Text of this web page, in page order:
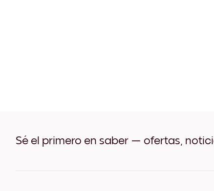
Sé el primero en saber — ofertas,